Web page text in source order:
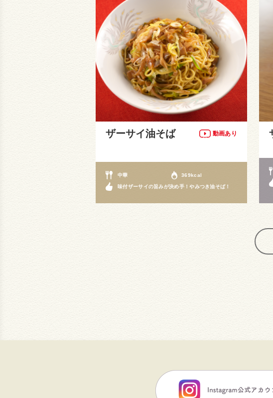
ザーサイ油そば 動画あり
中華 369kcal
味付ザーサイの旨みが決め手！やみつき油そば！